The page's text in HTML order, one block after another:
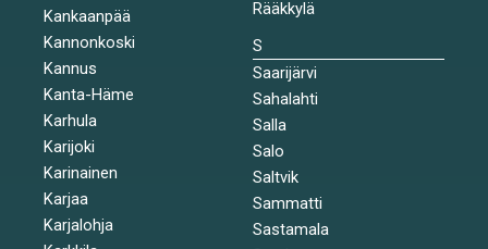
Kankaanpää
Kannonkoski
Kannus
Kanta-Häme
Karhula
Karijoki
Karinainen
Karjaa
Karjalohja
Rääkkylä
S
Saarijärvi
Sahalahti
Salla
Salo
Saltvik
Sammatti
Sastamala